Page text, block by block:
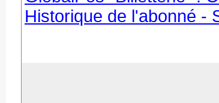
Historique de l'abonné -